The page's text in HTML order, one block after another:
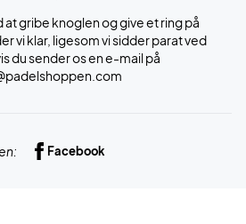
at gribe knoglen og give et ring på
vi klar, ligesom vi sidder parat ved
du sender os en e-mail på
Facebook